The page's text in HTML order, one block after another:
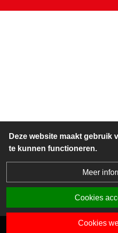
Deze website maakt gebruik
te kunnen functioneren.
Meer
Cookies
Cookies